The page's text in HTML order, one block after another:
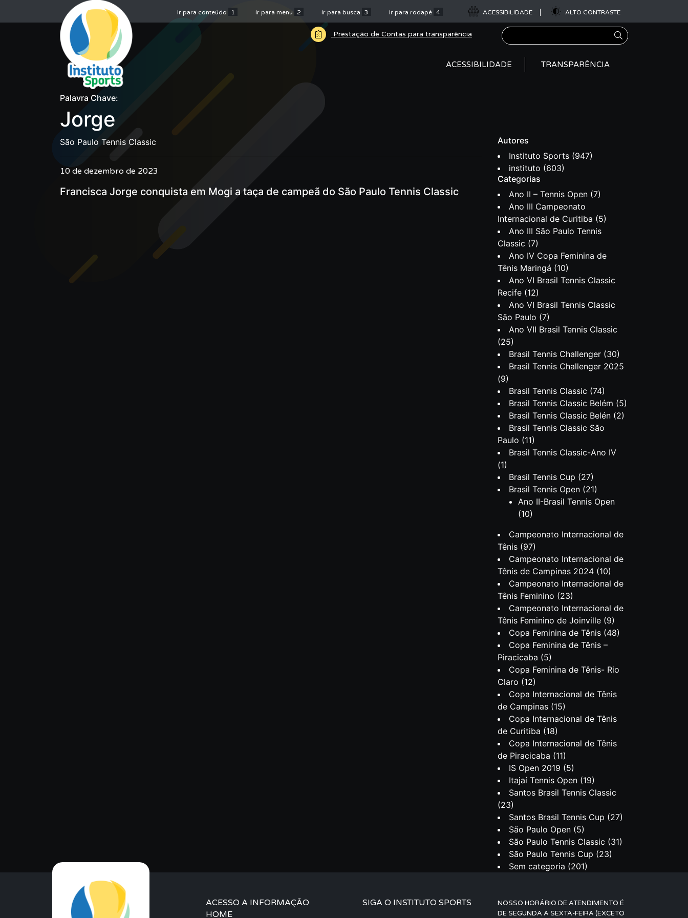
Ir para conteúdo 1 Ir para menu 2 Ir para busca 3 Ir para rodapé 4 ACESSIBILIDADE ALTO CONTRASTE
Prestação de Contas para transparência Pesquisar
ACESSIBILIDADE TRANSPARÊNCIA
Palavra Chave:
Jorge
São Paulo Tennis Classic
10 de dezembro de 2023
Francisca Jorge conquista em Mogi a taça de campeã do São Paulo Tennis Classic
Autores
Instituto Sports (947)
instituto (603)
Categorias
Ano II – Tennis Open (7)
Ano III Campeonato
Internacional de Curitiba (5)
Ano III São Paulo Tennis
Classic (7)
Ano IV Copa Feminina de
Tênis Maringá (10)
Ano VI Brasil Tennis Classic
Recife (12)
Ano VI Brasil Tennis Classic
São Paulo (7)
Ano VII Brasil Tennis Classic
(25)
Brasil Tennis Challenger (30)
Brasil Tennis Challenger 2025
(9)
Brasil Tennis Classic (74)
Brasil Tennis Classic Belém (5)
Brasil Tennis Classic Belén (2)
Brasil Tennis Classic São
Paulo (11)
Brasil Tennis Classic-Ano IV
(1)
Brasil Tennis Cup (27)
Brasil Tennis Open (21)
Ano II-Brasil Tennis Open
(10)
Campeonato Internacional de
Tênis (97)
Campeonato Internacional de
Tênis de Campinas 2024 (10)
Campeonato Internacional de
Tênis Feminino (23)
Campeonato Internacional de
Tênis Feminino de Joinville (9)
Copa Feminina de Tênis (48)
Copa Feminina de Tênis –
Piracicaba (5)
Copa Feminina de Tênis- Rio
Claro (12)
Copa Internacional de Tênis
de Campinas (15)
Copa Internacional de Tênis
de Curitiba (18)
Copa Internacional de Tênis
de Piracicaba (11)
IS Open 2019 (5)
Itajaí Tennis Open (19)
Santos Brasil Tennis Classic
(23)
Santos Brasil Tennis Cup (27)
São Paulo Open (5)
São Paulo Tennis Classic (31)
São Paulo Tennis Cup (23)
Sem categoria (201)
ACESSO A INFORMAÇÃO
HOME
SIGA O INSTITUTO SPORTS
NOSSO HORÁRIO DE ATENDIMENTO É
DE SEGUNDA A SEXTA-FEIRA (EXCETO